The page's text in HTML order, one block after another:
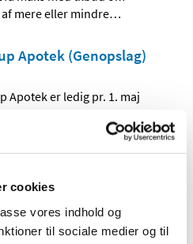
cookies
vores indhold og
til sociale medier og til
mere eller mindre…
Apotek (Genopslag)
Apotek er ledig pr. 1. maj
Apotek
22. oktober 2018 meddelt
at drive Valby Apotek.